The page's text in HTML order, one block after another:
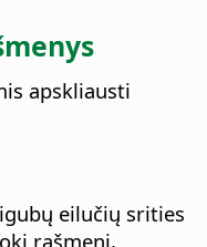
apskliausti
eilučių srities
rašmenį,